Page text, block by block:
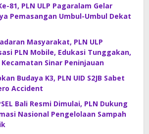
81, PLN ULP Pagaralam Gelar
Pemasangan Umbul-Umbul Dekat
Masyarakat, PLN ULP
PLN Mobile, Edukasi Tunggakan,
Sinar Peninjauan
Budaya K3, PLN UID S2JB Sabet
Accident
Bali Resmi Dimulai, PLN Dukung
Nasional Pengelolaan Sampah